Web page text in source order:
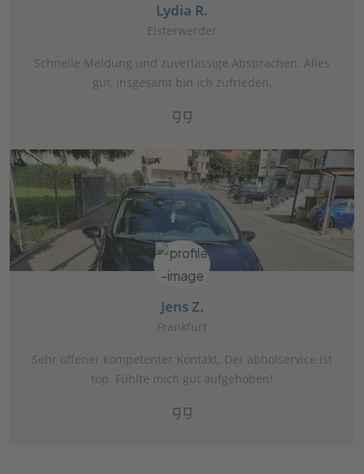
Lydia R.
Elsterwerder
Schnelle Meldung und zuverlässige Absprachen. Alles
gut, insgesamt bin ich zufrieden.
Jens Z.
Frankfurt
Sehr offener kompetenter Kontakt. Der abholservice ist
top. Fühlte mich gut aufgehoben!